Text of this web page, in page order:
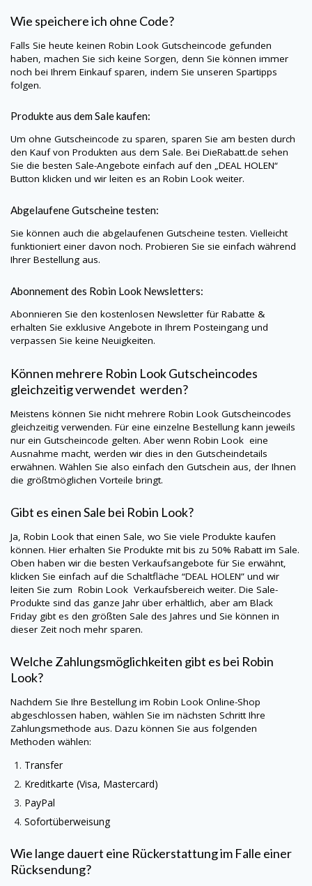
Wie speichere ich ohne Code?
Falls Sie heute keinen Robin Look Gutscheincode gefunden
haben, machen Sie sich keine Sorgen, denn Sie können immer
noch bei Ihrem Einkauf sparen, indem Sie unseren Spartipps
folgen.
Produkte aus dem Sale kaufen:
Um ohne Gutscheincode zu sparen, sparen Sie am besten durch
den Kauf von Produkten aus dem Sale. Bei DieRabatt.de sehen
Sie die besten Sale-Angebote einfach auf den „DEAL HOLEN“
Button klicken und wir leiten es an Robin Look weiter.
Abgelaufene Gutscheine testen:
Sie können auch die abgelaufenen Gutscheine testen. Vielleicht
funktioniert einer davon noch. Probieren Sie sie einfach während
Ihrer Bestellung aus.
Abonnement des Robin Look Newsletters:
Abonnieren Sie den kostenlosen Newsletter für Rabatte &
erhalten Sie exklusive Angebote in Ihrem Posteingang und
verpassen Sie keine Neuigkeiten.
Können mehrere Robin LookGutscheincodes
gleichzeitig verwendet werden?
Meistens können Sie nicht mehrere Robin Look Gutscheincodes
gleichzeitig verwenden. Für eine einzelne Bestellung kann jeweils
nur ein Gutscheincode gelten. Aber wenn Robin Look eine
Ausnahme macht, werden wir dies in den Gutscheindetails
erwähnen. Wählen Sie also einfach den Gutschein aus, der Ihnen
die größtmöglichen Vorteile bringt.
Gibt es einen Sale bei Robin Look?
Ja, Robin Lookthat einen Sale, wo Sie viele Produkte kaufen
können. Hier erhalten Sie Produkte mit bis zu 50% Rabatt im Sale.
Oben haben wir die besten Verkaufsangebote für Sie erwähnt,
klicken Sie einfach auf die Schaltfläche “DEAL HOLEN” und wir
leiten Sie zum Robin Look Verkaufsbereich weiter. Die Sale-
Produkte sind das ganze Jahr über erhältlich, aber am Black
Friday gibt es den größten Sale des Jahres und Sie können in
dieser Zeit noch mehr sparen.
Welche Zahlungsmöglichkeiten gibt es bei Robin
Look?
Nachdem Sie Ihre Bestellung im Robin Look Online-Shop
abgeschlossen haben, wählen Sie im nächsten Schritt Ihre
Zahlungsmethode aus. Dazu können Sie aus folgenden
Methoden wählen:
Transfer
Kreditkarte (Visa, Mastercard)
PayPal
Sofortüberweisung
Wie lange dauert eine Rückerstattung im Falle einer
Rücksendung?